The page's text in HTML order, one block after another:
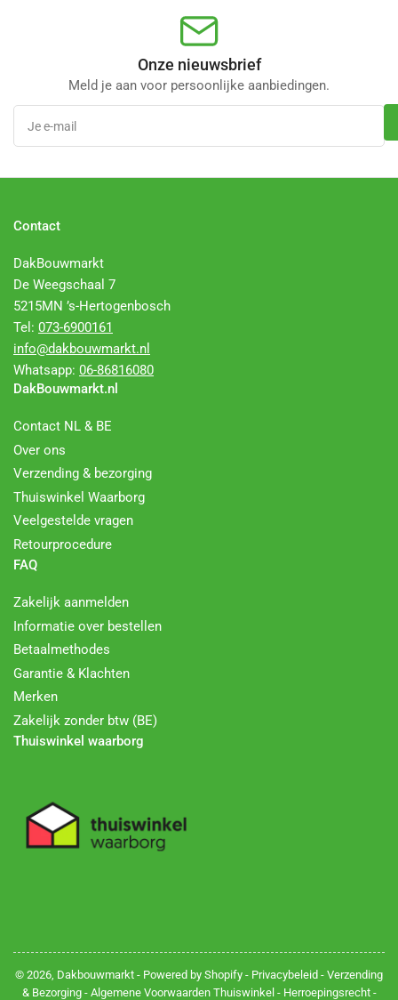
Onze nieuwsbrief
Meld je aan voor persoonlijke aanbiedingen.
Je
mail
Contact
DakBouwmarkt
De Weegschaal 7
5215MN ’s-Hertogenbosch
Tel: 073-6900161
info@dakbouwmarkt.nl
Whatsapp: 06-86816080
DakBouwmarkt.nl
Contact NL & BE
Over ons
Verzending & bezorging
Thuiswinkel Waarborg
Veelgestelde vragen
Retourprocedure
FAQ
Zakelijk aanmelden
Informatie over bestellen
Betaalmethodes
Garantie & Klachten
Merken
Zakelijk zonder btw (BE)
Thuiswinkel waarborg
© 2026, Dakbouwmarkt - Powered by Shopify - Privacybeleid - Verzending
& Bezorging- Algemene Voorwaarden Thuiswinkel - Herroepingsrecht-